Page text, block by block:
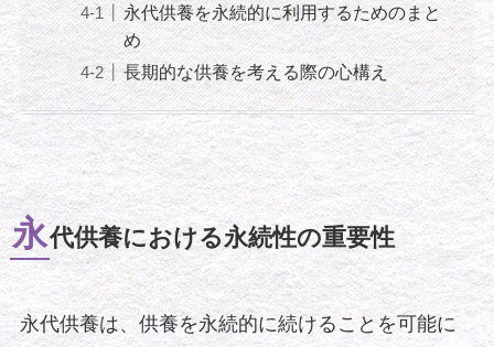
永代供養を永続的に利用するためのまと
め
長期的な供養を考える際の心構え
永代供養における永続性の重要性
永代供養は、供養を永続的に続けることを可能に